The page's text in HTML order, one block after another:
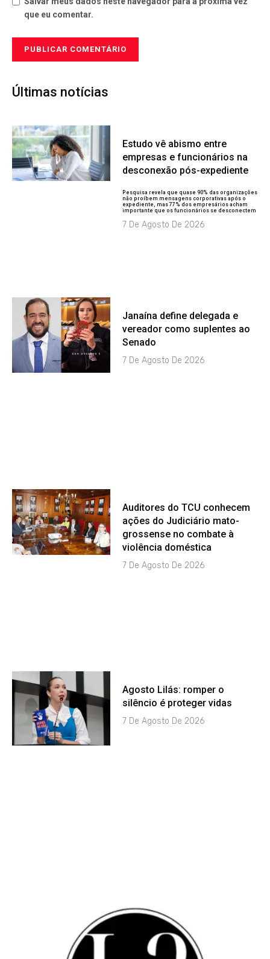
que eu comentar.
Últimas notícias
Estudo vê abismo entre
empresas e funcionários na
desconexão pós-expediente
Pesquisa revela que quase 90% das organizações
não proíbem mensagens corporativas após o
expediente, mas 77% dos empresários acham
importante que os funcionários se desconectem
7 De Agosto De 2026
Janaína define delegada e
vereador como suplentes ao
Senado
7 De Agosto De 2026
Auditores do TCU conhecem
ações do Judiciário mato-
grossense no combate à
violência doméstica
7 De Agosto De 2026
Agosto Lilás: romper o
silêncio é proteger vidas
7 De Agosto De 2026